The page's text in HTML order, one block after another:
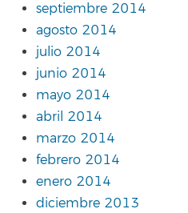
septiembre 2014
agosto 2014
julio 2014
junio 2014
mayo 2014
abril 2014
marzo 2014
febrero 2014
enero 2014
diciembre 2013